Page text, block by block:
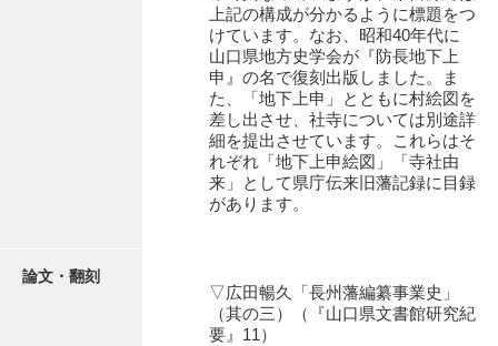
上記の構成が分かるように標題をつ
けています。なお、昭和40年代に
山口県地方史学会が『防長地下上
申』の名で復刻出版しました。ま
た、「地下上申」とともに村絵図を
差し出させ、社寺については別途詳
細を提出させています。これらはそ
れぞれ「地下上申絵図」「寺社由
来」として県庁伝来旧藩記録に目録
があります。
論文・翻刻
▽広田暢久「長州藩編纂事業史」
（其の三）（『山口県文書館研究紀
要』11）